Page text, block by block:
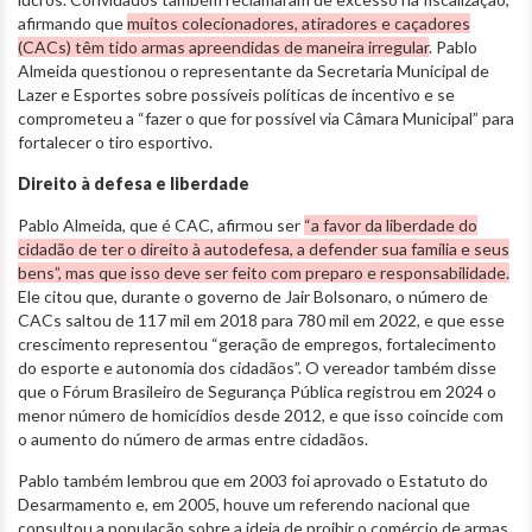
afirmando quemuitos colecionadores, atiradores e caçadores
(CACs) têm tido armas apreendidas de maneira irregular. Pablo
Almeida questionou o representante da Secretaria Municipal de
Lazer e Esportes sobre possíveis políticas de incentivo e se
comprometeu a “fazer o que for possível via Câmara Municipal” para
fortalecer o tiro esportivo.
Direito à defesa e liberdade
Pablo Almeida, que é CAC, afirmou ser “a favor da liberdade do
cidadão de ter o direito à autodefesa, a defender sua família e seus
bens”, mas que isso deve ser feito com preparo e responsabilidade.
Ele citou que, durante o governo de Jair Bolsonaro, o número de
CACs saltou de 117 mil em 2018 para 780 mil em 2022, e que esse
crescimento representou “geração de empregos, fortalecimento
do esporte e autonomia dos cidadãos”. O vereador também disse
que o Fórum Brasileiro de Segurança Pública registrou em 2024 o
menor número de homicídios desde 2012, e que isso coincide com
o aumento do número de armas entre cidadãos.
Pablo também lembrou que em 2003 foi aprovado o Estatuto do
Desarmamento e, em 2005, houve um referendo nacional que